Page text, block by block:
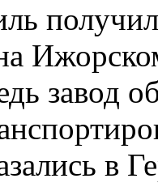
завод
в